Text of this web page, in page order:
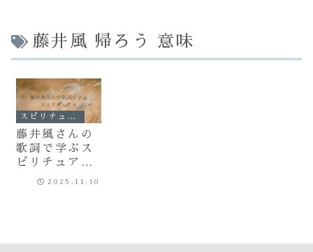
藤井風 帰ろう 意味
スピリチュアル
藤井風さんの
歌詞で学ぶス
ピリチュアル
｜「何なん
2025.11.10